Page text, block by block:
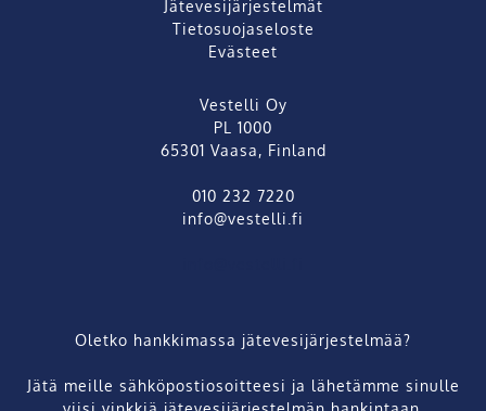
Jätevesijärjestelmät
Tietosuojaseloste
Evästeet
Vestelli Oy
PL 1000
65301 Vaasa, Finland
010 232 7220
info@vestelli.fi
Oletko hankkimassa jätevesijärjestelmää?
Jätä meille sähköpostiosoitteesi ja lähetämme sinulle